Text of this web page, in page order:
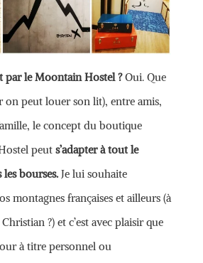
par le Moontain Hostel ?Oui. Que
on peut louer son lit), entre amis,
le concept du boutique
peut s’adapter à tout le
bourses.Je lui souhaite
montagnes françaises et ailleurs (à
?) et c’est avec plaisir que
à titre personnel ou